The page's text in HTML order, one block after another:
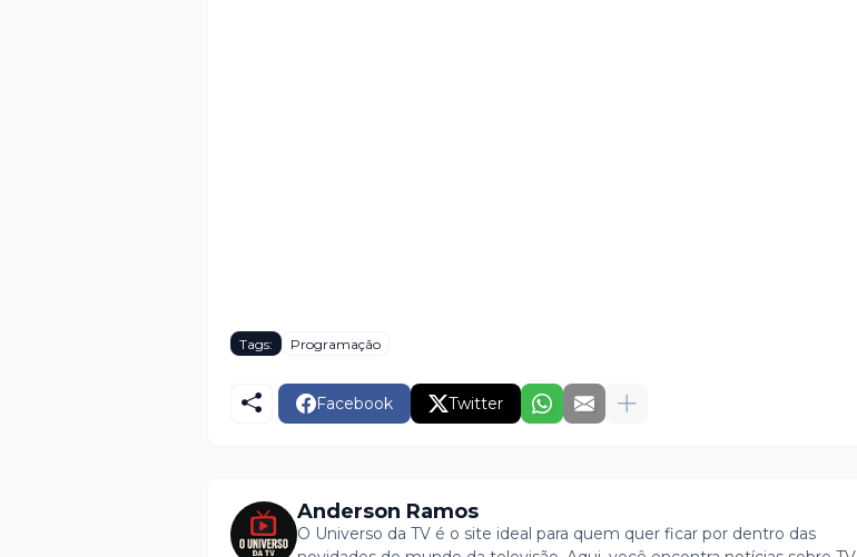
Tags: Programação
Facebook Twitter
Anderson Ramos
O Universo da TV é o site ideal para quem quer ficar por dentro das